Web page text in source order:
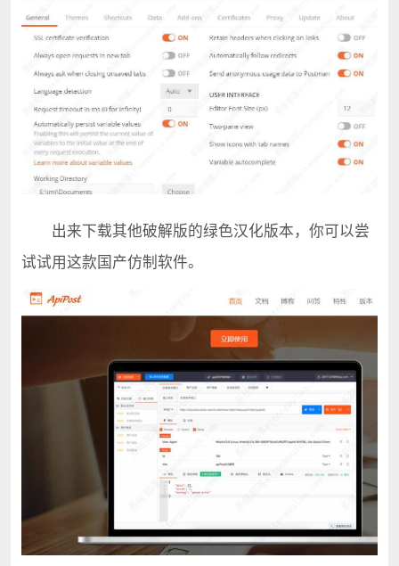
出来下载其他破解版的绿色汉化版本，你可以尝
试试用这款国产仿制软件。